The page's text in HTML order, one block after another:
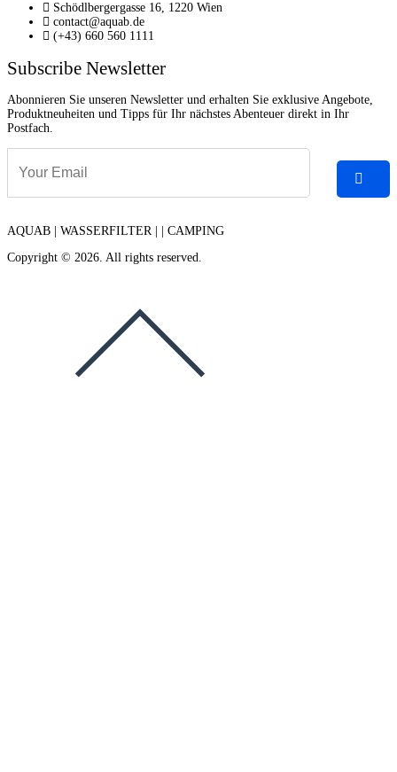
Schödlbergergasse 16, 1220 Wien
contact@aquab.de
(+43) 660 560 1111
Subscribe Newsletter
Abonnieren Sie unseren Newsletter und erhalten Sie exklusive Angebote,
Produktneuheiten und Tipps für Ihr nächstes Abenteuer direkt in Ihr
Postfach.
AQUAB | WASSERFILTER | | CAMPING
Copyright © 2026. All rights reserved.